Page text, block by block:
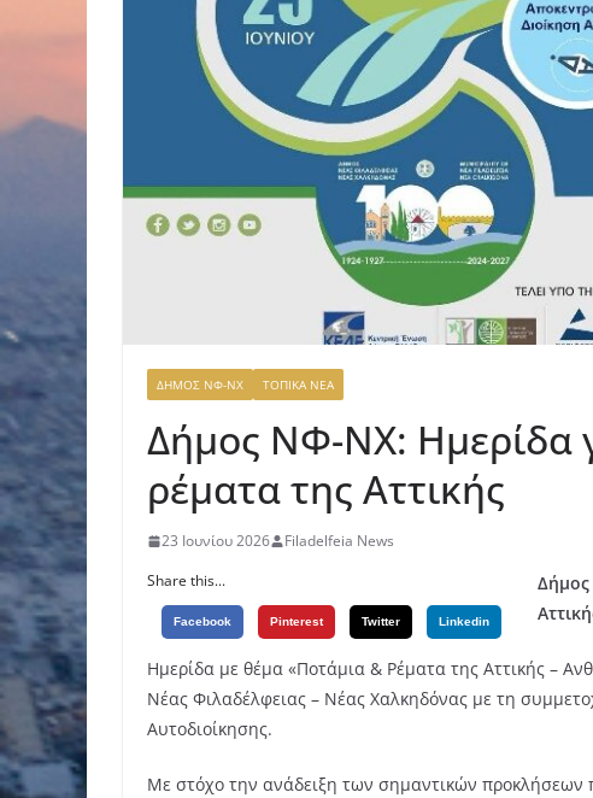
ΔΗΜΟΣ ΝΦ-ΝΧ ΤΟΠΙΚΑ ΝΕΑ
Δήμος ΝΦ-ΝΧ: Ημερίδα
ρέματα της Αττικής
23 Ιουνίου 2026
Filadelfeia News
Share this...
Facebook Pinterest Twitter Linkedin
Δήμος
Ημερίδα με θέμα «Ποτάμια & Ρέματα της Αττικής –
Νέας Φιλαδέλφειας – Νέας Χαλκηδόνας με τη
Αυτοδιοίκησης.
Με στόχο την ανάδειξη των σημαντικών προκλήσεων